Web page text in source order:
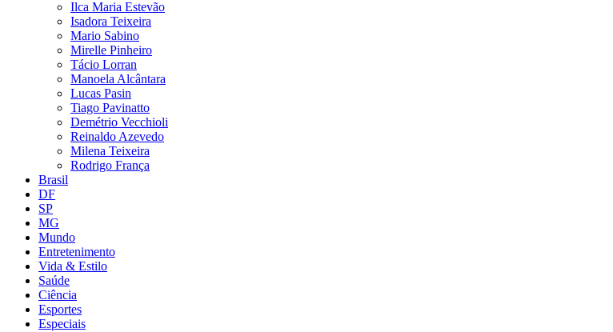
Ilca Maria Estevão
Isadora Teixeira
Mario Sabino
Mirelle Pinheiro
Tácio Lorran
Manoela Alcântara
Lucas Pasin
Tiago Pavinatto
Demétrio Vecchioli
Reinaldo Azevedo
Milena Teixeira
Rodrigo França
Brasil
DF
SP
MG
Mundo
Entretenimento
Vida & Estilo
Saúde
Ciência
Esportes
Especiais